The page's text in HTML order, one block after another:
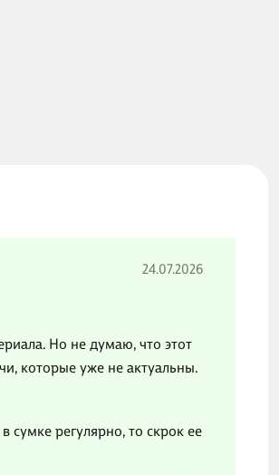
24.07.2026
Но не думаю, что этот
которые уже не актуальны.
сумке регулярно, то скрок ее